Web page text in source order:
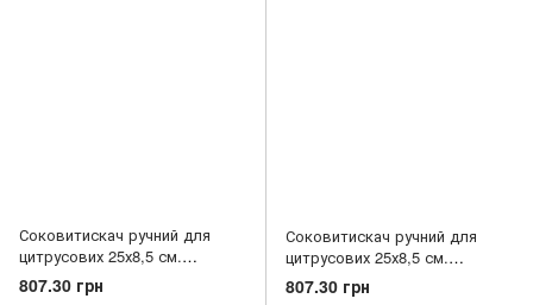
Соковитискач ручний для
цитрусових 25х8,5 см.
пластиковий, чорний The Bars
807.30 грн
Соковитискач ручний для
цитрусових 25х8,5 см.
пластиковий, зелений The
Bars
807.30 грн